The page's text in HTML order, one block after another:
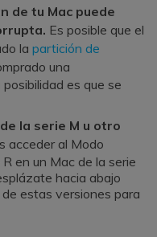
de tu Mac puede
Es posible que el
la partición de
una
es que se
la serie M u otro
acceder al Modo
en un Mac de la serie
hacia abajo
estas versiones para